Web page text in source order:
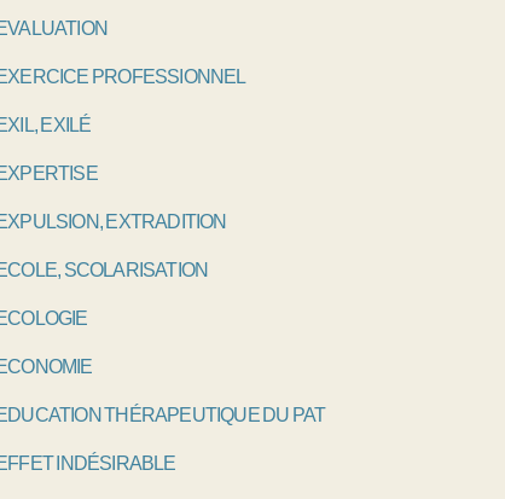
PROFESSIONNEL
EXILÉ
EXTRADITION
SCOLARISATION
THÉRAPEUTIQUE DU PATIENT, ETP
INDÉSIRABLE